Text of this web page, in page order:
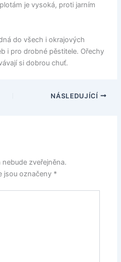
je vysoká, proti jarním
do všech i okrajových
i pro drobné pěstitele. Ořechy
si dobrou chuť.
NÁSLEDUJÍCÍ
zveřejněna.
jsou označeny *